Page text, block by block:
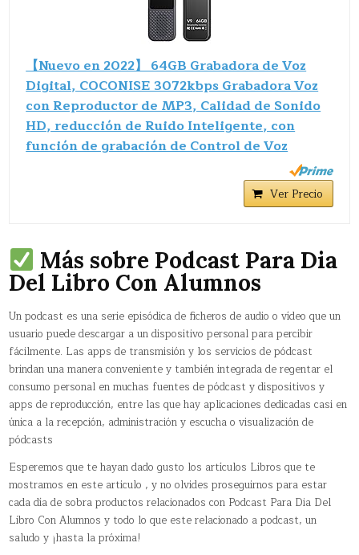
【Nuevo en 2022】 64GB Grabadora de Voz
Digital, COCONISE 3072kbps Grabadora Voz
con Reproductor de MP3, Calidad de Sonido
HD, reducción de Ruido Inteligente, con
función de grabación de Control de Voz
Ver Precio
Más sobre Podcast Para Dia
Del Libro Con Alumnos
Un podcast​ es una serie episódica de ficheros de audio o vídeo que un
usuario puede descargar a un dispositivo personal para percibir
fácilmente. Las apps de transmisión y los servicios de pódcast
brindan una manera conveniente y también integrada de regentar el
consumo personal en muchas fuentes de pódcast y dispositivos y
apps de reproducción, entre las que hay aplicaciones dedicadas casi en
única a la recepción, administración y escucha o visualización de
pódcasts
Esperemos que te hayan dado gusto los artículos Libros que te
mostramos en este articulo , y no olvides proseguirnos para estar
cada día de sobra productos relacionados con Podcast Para Dia Del
Libro Con Alumnos y todo lo que este relacionado a podcast, un
saludo y ¡hasta la próxima!